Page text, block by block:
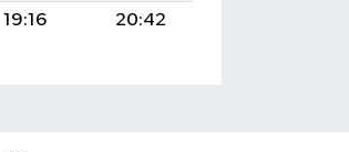
19:16 20:42